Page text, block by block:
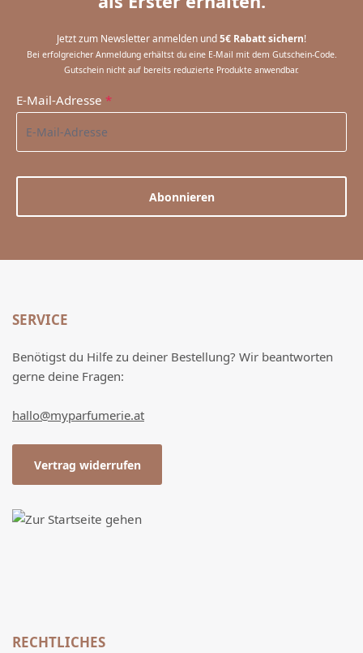
Jetzt zum Newsletter anmelden und5€ Rabatt sichern!
Bei erfolgreicher Anmeldung erhältst du eine E-Mail mit dem Gutschein-Code.
Gutschein nicht auf bereits reduzierte Produkte anwendbar.
E-Mail-Adresse *
Abonnieren
SERVICE
Benötigst du Hilfe zu deiner Bestellung? Wir beantworten
gerne deine Fragen:
hallo@myparfumerie.at
Vertrag widerrufen
RECHTLICHES